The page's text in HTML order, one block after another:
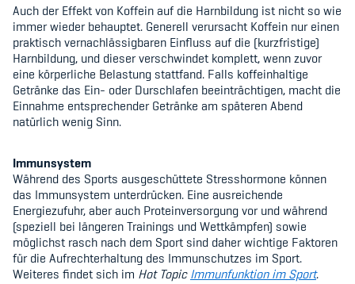
Auch der Effekt von Koffein auf die Harnbildung ist nicht so wie
immer wieder behauptet. Generell verursacht Koffein nur einen
praktisch vernachlässigbaren Einfluss auf die (kurzfristige)
Harnbildung, und dieser verschwindet komplett, wenn zuvor
eine körperliche Belastung stattfand. Falls koffeinhaltige
Getränke das Ein- oder Durschlafen beeinträchtigen, macht die
Einnahme entsprechender Getränke am späteren Abend
natürlich wenig Sinn.
Immunsystem
Während des Sports ausgeschüttete Stresshormone können
das Immunsystem unterdrücken. Eine ausreichende
Energiezufuhr, aber auch Proteinversorgung vor und während
(speziell bei längeren Trainings und Wettkämpfen) sowie
möglichst rasch nach dem Sport sind daher wichtige Faktoren
für die Aufrechterhaltung des Immunschutzes im Sport.
Weiteres findet sich im Hot TopicImmunfunktion im Sport.